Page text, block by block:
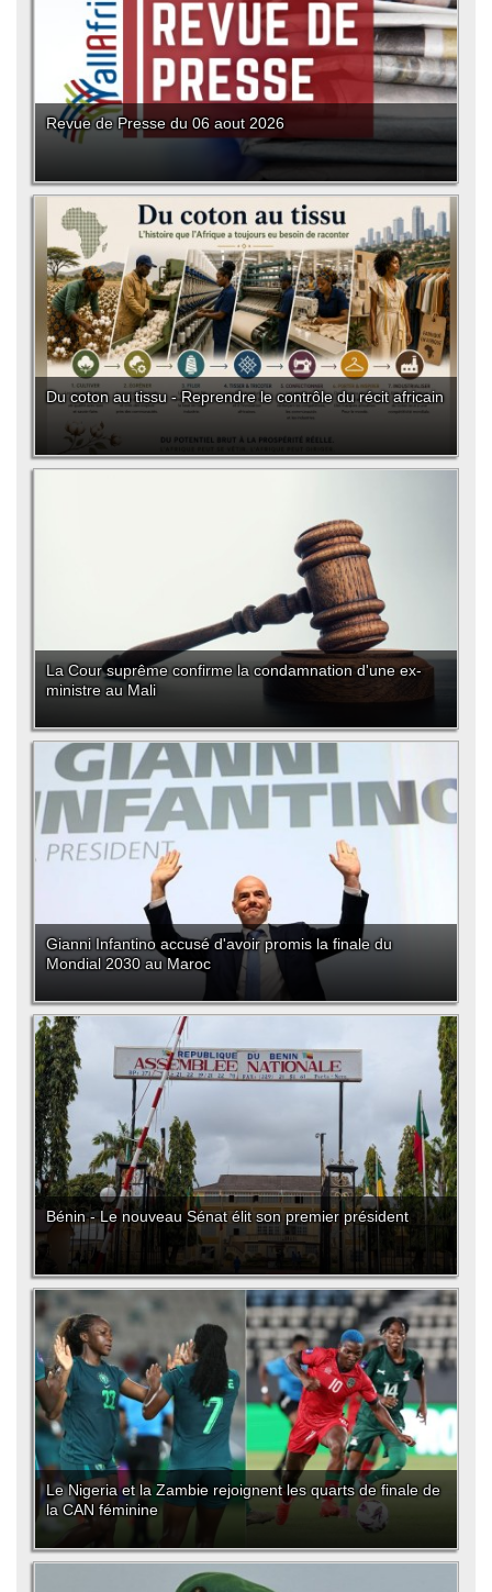
Revue de Presse du 06 aout 2026
Du coton au tissu - Reprendre le contrôle du récit africain
La Cour suprême confirme la condamnation d'une ex-
ministre au Mali
Gianni Infantino accusé d'avoir promis la finale du
Mondial 2030 au Maroc
Bénin - Le nouveau Sénat élit son premier président
Le Nigeria et la Zambie rejoignent les quarts de finale de
la CAN féminine